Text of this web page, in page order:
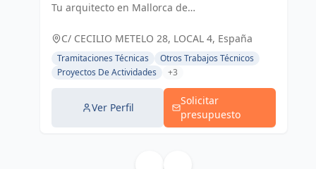
REIG ARQUITECTURA
Tu arquitecto en Mallorca de
C/ CECILIO METELO 28, LOCAL 4, España
Tramitaciones Técnicas
Otros Trabajos Técnicos
Proyectos De Actividades
+3
Ver Perfil
Solicitar
presupuesto